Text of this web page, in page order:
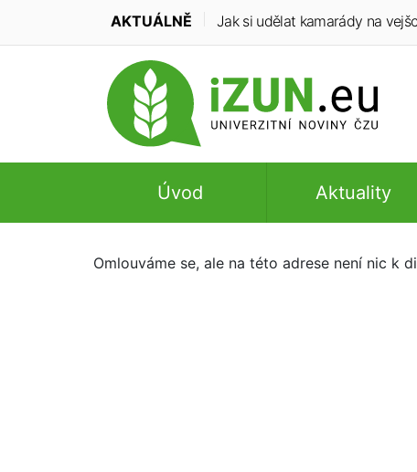
AKTUÁLNĚ Jak si udělat kamarády na
Úvod Aktuality
Omlouváme se, ale na této adrese není nic k